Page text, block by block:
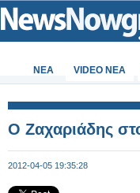
ΝΕΑ VIDEO NEA
Ο Ζαχαριάδης
2012-04-05 19:35:28